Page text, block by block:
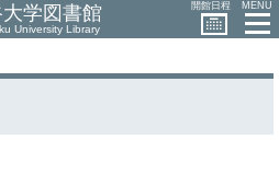
学図書館
University Library
開館日程 MENU